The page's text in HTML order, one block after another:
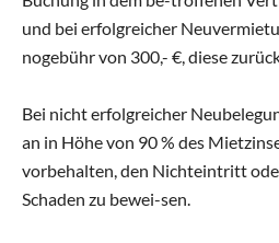
und bei erfolgreicher
nogebühr von 300,- €, diese
Bei nicht erfolgreicher
an in Höhe von 90 % des
vorbehalten, den Nichteintritt
Schaden zu bewei-sen.